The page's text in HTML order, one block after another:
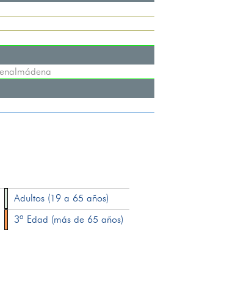
Adultos (19 a 65 años)
3ª Edad (más de 65 años)